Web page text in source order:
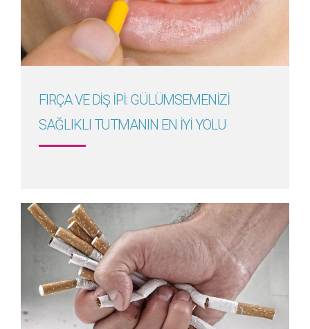
Detayını Gör
FIRÇA VE DİŞ İPİ: GÜLÜMSEMENİZİ
SAĞLIKLI TUTMANIN EN İYİ YOLU